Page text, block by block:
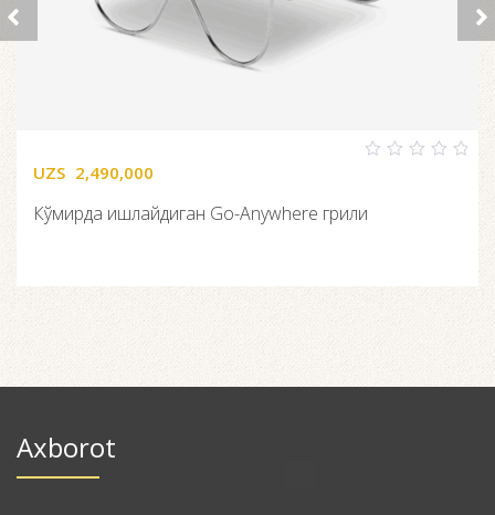
5
UZS 2,490,000
Кўмирда ишлайдиган Go-Anywhere грили
Axborot